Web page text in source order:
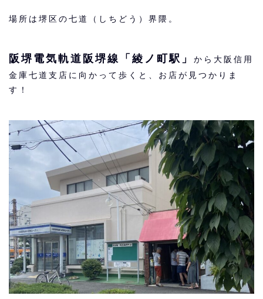
場所は堺区の七道（しちどう）界隈。
阪堺電気軌道阪堺線「綾ノ町駅」
から大阪信用
金庫七道支店に向かって歩くと、お店が見つかりま
す！